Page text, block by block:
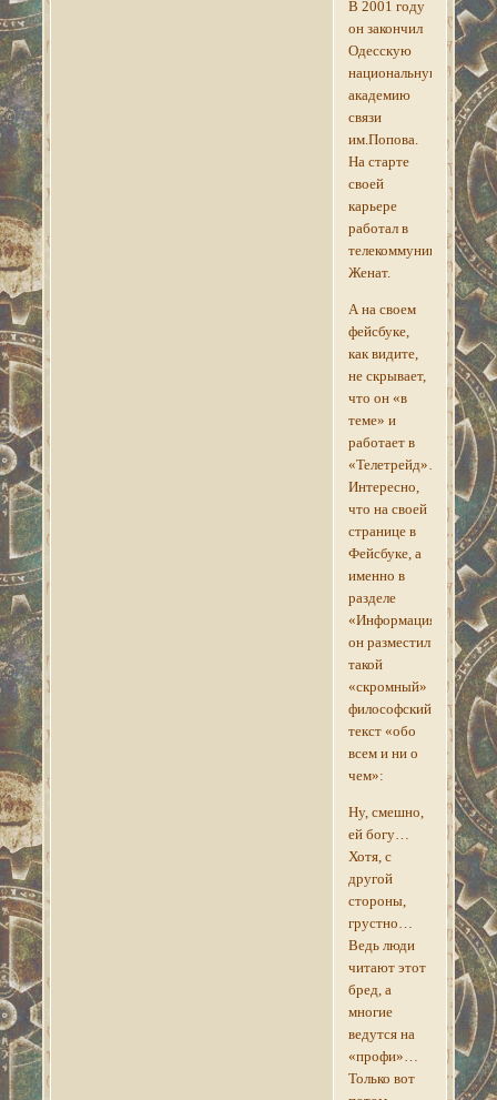
В 2001 году
он закончил
Одесскую
национальную
академию
связи
им.Попова.
На старте
своей
карьере
работал в
телекоммуникациях.
Женат.
А на своем
фейсбуке,
как видите,
не скрывает,
что он «в
теме» и
работает в
«Телетрейд»…
Интересно,
что на своей
странице в
Фейсбуке, а
именно в
разделе
«Информация»,
он разместил
такой
«скромный»
философский
текст «обо
всем и ни о
чем»:
Ну, смешно,
ей богу…
Хотя, с
другой
стороны,
грустно…
Ведь люди
читают этот
бред, а
многие
ведутся на
«профи»…
Только вот